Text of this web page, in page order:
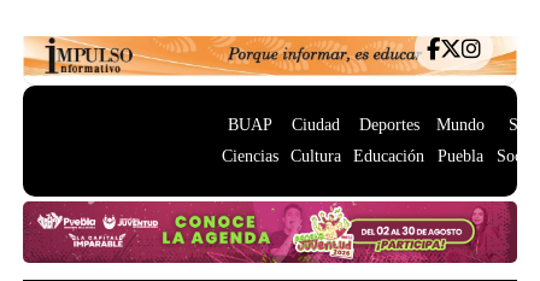
BUAP
Ciencias
Ciudad
Cultura
Deportes
Educación
Mundo
Puebla